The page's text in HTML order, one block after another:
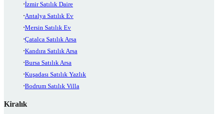
İzmir Satılık Daire
Antalya Satılık Ev
Mersin Satılık Ev
Çatalca Satılık Arsa
Kandıra Satılık Arsa
Bursa Satılık Arsa
Kuşadası Satılık Yazlık
Bodrum Satılık Villa
Kiralık